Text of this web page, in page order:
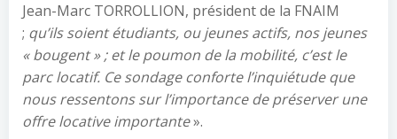
Jean-Marc TORROLLION, président de la FNAIM
; qu’ils soient étudiants, ou jeunes actifs, nos jeunes
« bougent » ; et le poumon de la mobilité, c’est le
parc locatif. Ce sondage conforte l’inquiétude que
nous ressentons sur l’importance de préserver une
offre locative importante».